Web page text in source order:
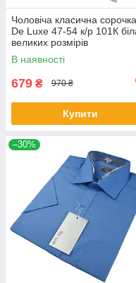
Чоловіча класична сорочка
De Luxe 47-54 к/р 101К
великих розмірів
В наявності
679 ₴ 970 ₴
Купити
–30%